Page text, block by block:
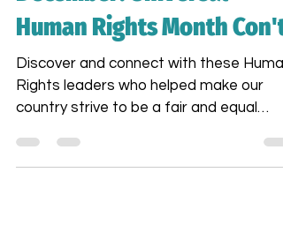
December: Universal
Human Rights Month Con't
Discover and connect with these Human
Rights leaders who helped make our
country strive to be a fair and equal